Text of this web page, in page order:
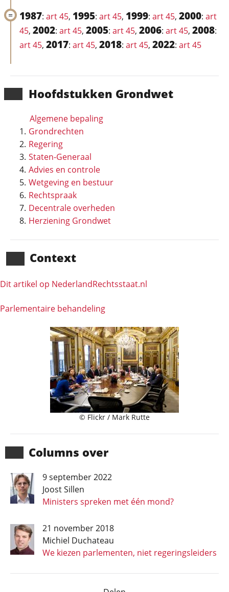
Hoofd­stukken Grondwet
Algemene bepaling
Grondrechten
Regering
Staten-Generaal
Advies en controle
Wetgeving en bestuur
Rechtspraak
Decentrale overheden
Herziening Grondwet
Context
Dit artikel op NederlandRechts­staat.nl
Parlementaire behandeling
1987: art 45, 1995: art 45, 1999: art 45, 2000: art
45, 2002: art 45, 2005: art 45, 2006: art 45, 2008:
art 45, 2017: art 45, 2018: art 45, 2022: art 45
© Flickr / Mark Rutte
Columns over
9 september 2022
Joost Sillen
Ministers spreken met één mond?
21 november 2018
Michiel Duchateau
We kiezen parlementen, niet regeringsleiders